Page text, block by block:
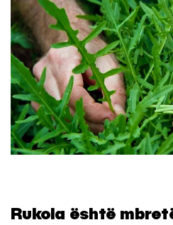
Rukola është